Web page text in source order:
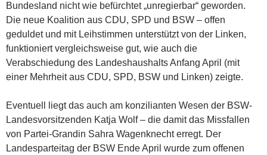
Bundesland nicht wie befürchtet „unregierbar“ geworden.
Die neue Koalition aus CDU, SPD und BSW – offen
geduldet und mit Leihstimmen unterstützt von der Linken,
funktioniert vergleichsweise gut, wie auch die
Verabschiedung des Landeshaushalts Anfang April (mit
einer Mehrheit aus CDU, SPD, BSW und Linken) zeigte.
Eventuell liegt das auch am konzilianten Wesen der BSW-
Landesvorsitzenden Katja Wolf – die damit das Missfallen
von Partei-Grandin Sahra Wagenknecht erregt. Der
Landesparteitag der BSW Ende April wurde zum offenen